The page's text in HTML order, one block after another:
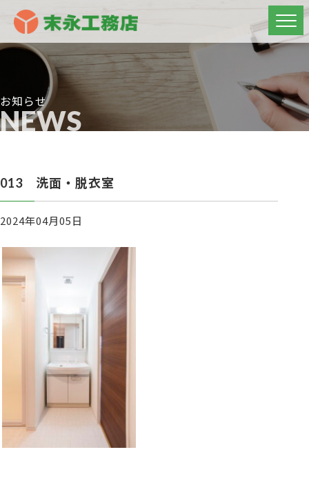
お知らせ
NEWS
013 洗面・脱衣室
2024年04月05日